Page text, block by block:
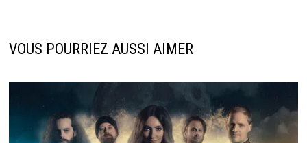
VOUS POURRIEZ AUSSI AIMER